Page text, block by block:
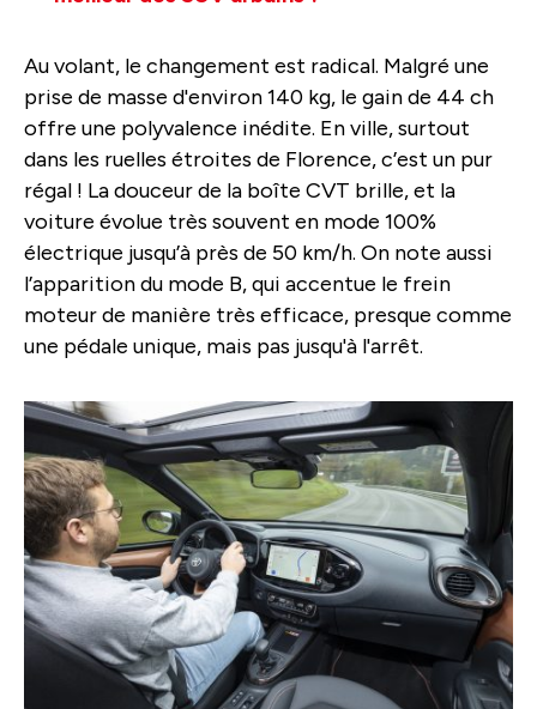
Au volant, le changement est radical. Malgré une
prise de masse d'environ 140 kg, le gain de 44 ch
offre une polyvalence inédite. En ville, surtout
dans les ruelles étroites de Florence, c’est un pur
régal ! La douceur de la boîte CVT brille, et la
voiture évolue très souvent en mode 100%
électrique jusqu’à près de 50 km/h. On note aussi
l’apparition du mode B, qui accentue le frein
moteur de manière très efficace, presque comme
une pédale unique, mais pas jusqu'à l'arrêt.